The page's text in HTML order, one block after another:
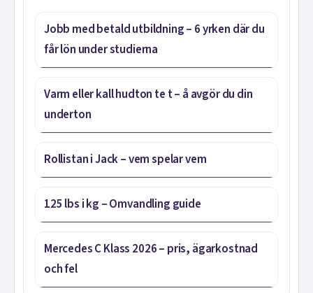
Jobb med betald utbildning – 6 yrken där du
får lön under studierna
Varm eller kall hudton te t – å avgör du din
underton
Rollistan i Jack – vem spelar vem
125 lbs i kg – Omvandling guide
Mercedes C Klass 2026 – pris, ägarkostnad
och fel